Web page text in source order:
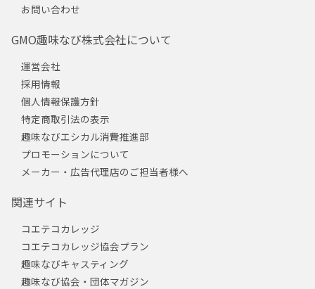
お問い合わせ
GMO趣味なび株式会社について
運営会社
採用情報
個人情報保護方針
特定商取引法の表示
趣味なびエシカル消費推進部
プロモーションについて
メーカー・広告代理店のご担当者様へ
関連サイト
コエテコカレッジ
コエテコカレッジ協会プラン
趣味なびキャスティング
趣味なび協会・団体マガジン